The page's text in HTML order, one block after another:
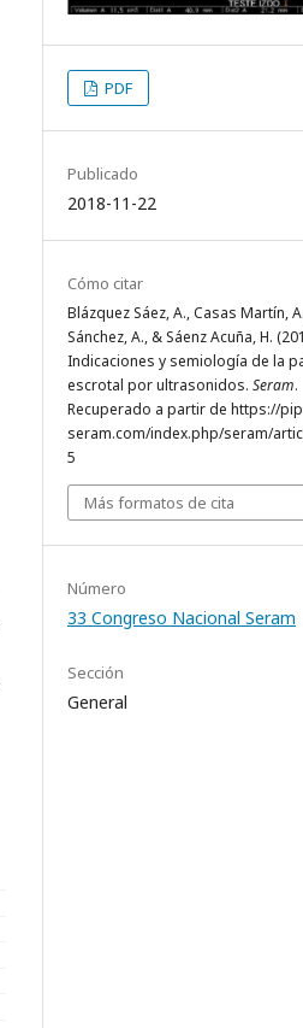
PDF
Publicado
2018-11-22
Cómo citar
Blázquez Sáez, A., Casas Martín,
Sánchez, A., & Sáenz Acuña, H.
Indicaciones y semiología de la
escrotal por ultrasonidos. Seram.
Recuperado a partir de https://
seram.com/index.php/seram/
5
Más formatos de cita
Número
33 Congreso Nacional Seram
Sección
General